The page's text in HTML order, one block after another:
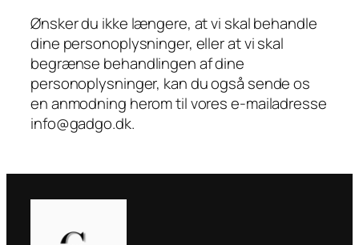
Ønsker du ikke længere, at vi skal behandle
dine personoplysninger, eller at vi skal
begrænse behandlingen af dine
personoplysninger, kan du også sende os
en anmodning herom til vores e-mailadresse
info@gadgo.dk.